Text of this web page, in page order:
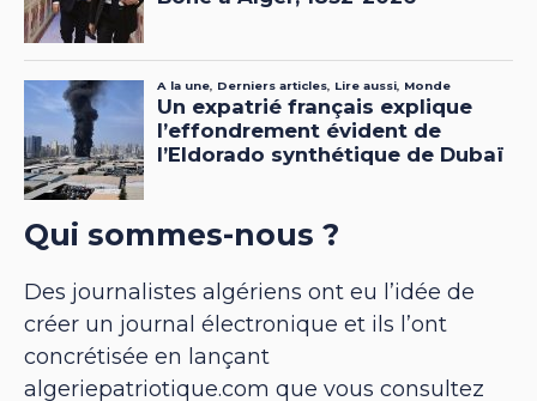
Qui sommes-nous ?
Des journalistes algériens ont eu l’idée de
créer un journal électronique et ils l’ont
concrétisée en lançant
algeriepatriotique.com que vous consultez